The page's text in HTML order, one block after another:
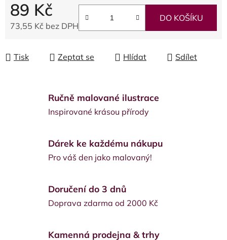
89 Kč
73,55 Kč bez DPH
DO KOŠÍKU
Tisk Zeptat se Hlídat Sdílet
Ručně malované ilustrace
Inspirované krásou přírody
Dárek ke každému nákupu
Pro váš den jako malovaný!
Doručení do 3 dnů
Doprava zdarma od 2000 Kč
Kamenná prodejna & trhy